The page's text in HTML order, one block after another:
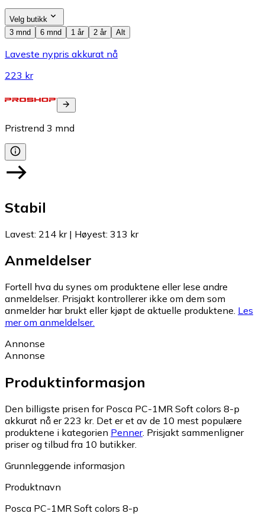
Velg butikk
3 mnd
6 mnd 1 år 2 år Alt
Laveste nypris akkurat nå
223 kr
Pristrend 3 mnd
Stabil
Lavest: 214 kr| Høyest: 313 kr
Anmeldelser
Fortell hva du synes om produktene eller lese andre
anmeldelser. Prisjakt kontrollerer ikke om dem som
anmelder har brukt eller kjøpt de aktuelle produktene. Les
mer om anmeldelser.
Annonse
Annonse
Produktinformasjon
Den billigste prisen for Posca PC-1MR Soft colors 8-p
akkurat nå er 223 kr. Det er et av de 10 mest populære
produktene i kategorien Penner. Prisjakt sammenligner
priser og tilbud fra 10 butikker.
Grunnleggende informasjon
Produktnavn
Posca PC-1MR Soft colors 8-p